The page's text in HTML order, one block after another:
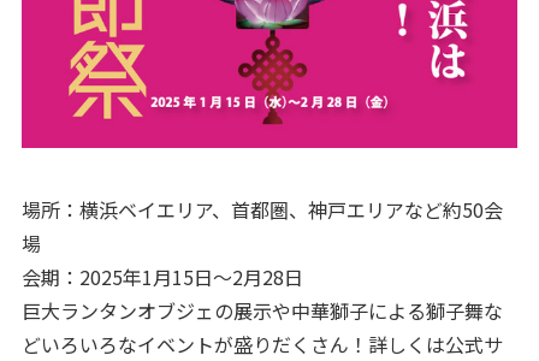
場所：横浜ベイエリア、首都圏、神戸エリアなど約50会
場
会期：2025年1月15日～2月28日
巨大ランタンオブジェの展示や中華獅子による獅子舞な
どいろいろなイベントが盛りだくさん！詳しくは公式サ